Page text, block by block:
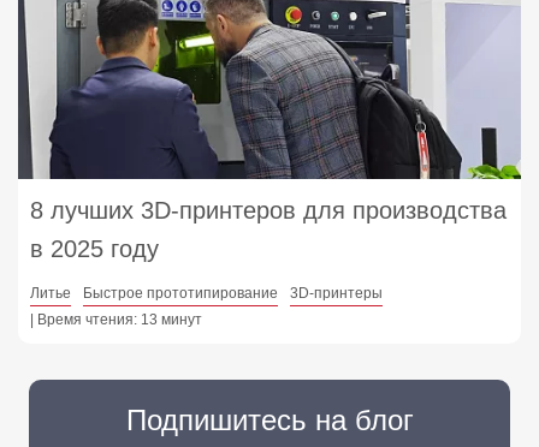
8 лучших 3D‑принтеров для производства
в 2025 году
Литье Быстрое прототипирование
3D-принтеры
| Время чтения: 13 минут
Подпишитесь на блог